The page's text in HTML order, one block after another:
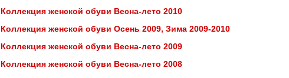
Коллекция женской обуви Весна-лето 2010
Коллекция женской обуви Осень 2009, Зима 2009-2010
Коллекция женской обуви Весна-лето 2009
Коллекция женской обуви Весна-лето 2008